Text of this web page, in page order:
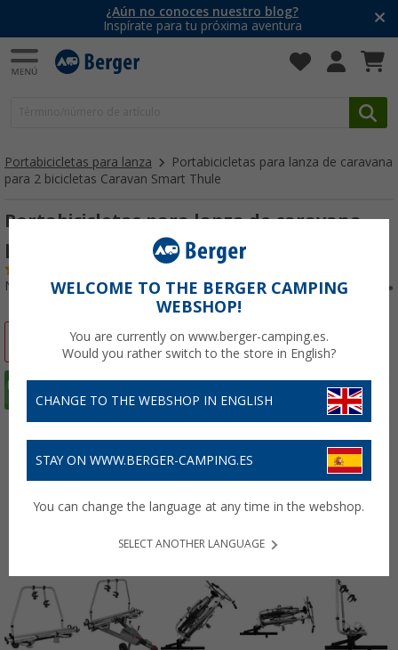
¿Aún no conoces nuestro blog?
Inspírate para tu próxima aventura
Portabicicletas para lanza
Portabicicletas para lanza de caravana
para 2 bicicletas Caravan Smart Thule
Portabicicletas para lanza de caravana
para 2 bicicletas Caravan Smart Thule
Nº de artículo 228800
WELCOME TO THE BERGER CAMPING
WEBSHOP!
You are currently on www.berger-camping.es.
Would you rather switch to the store in English?
CHANGE TO THE WEBSHOP IN ENGLISH
STAY ON WWW.BERGER-CAMPING.ES
You can change the language at any time in the webshop.
SELECT ANOTHER LANGUAGE